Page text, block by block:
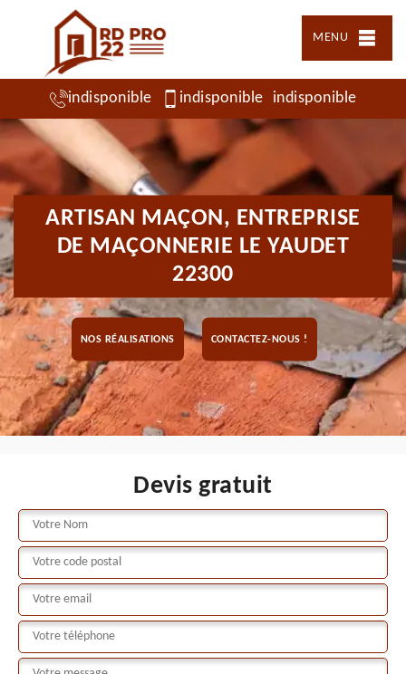
MENU
indisponible indisponible indisponible
ARTISAN MAÇON, ENTREPRISE
DE MAÇONNERIE LE YAUDET
22300
NOS RÉALISATIONS CONTACTEZ-NOUS !
Devis gratuit